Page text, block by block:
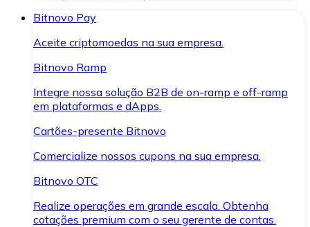
Bitnovo Pay
Aceite criptomoedas na sua empresa.
Bitnovo Ramp
Integre nossa solução B2B de on-ramp e off-ramp
em plataformas e dApps.
Cartões-presente Bitnovo
Comercialize nossos cupons na sua empresa.
Bitnovo OTC
Realize operações em grande escala. Obtenha
cotações premium com o seu gerente de contas.